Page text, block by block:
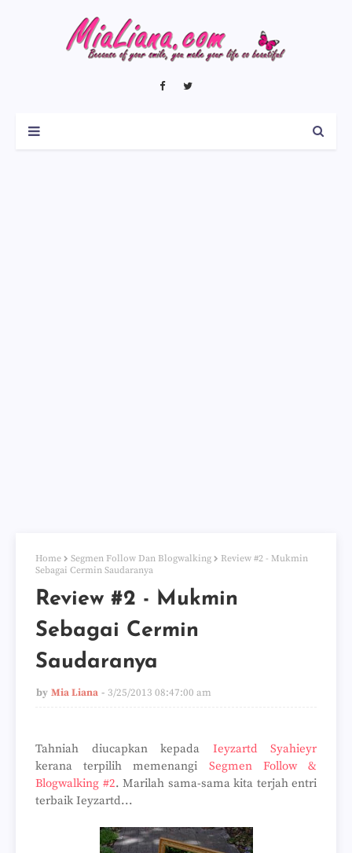
Home Segmen Follow Dan Blogwalking
Review #2 - Mukmin
Sebagai Cermin Saudaranya
Review #2 - Mukmin
Sebagai Cermin
Saudaranya
by Mia Liana 3/25/2013 08:47:00 am
Tahniah diucapkan kepada Ieyzartd Syahieyr
kerana terpilih memenangi Segmen Follow &
Blogwalking #2. Marilah sama-sama kita terjah entri
terbaik Ieyzartd...